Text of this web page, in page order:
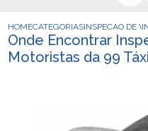
HOMECATEGORIASINSPECAO DE
Onde Encontrar
Motoristas da 99